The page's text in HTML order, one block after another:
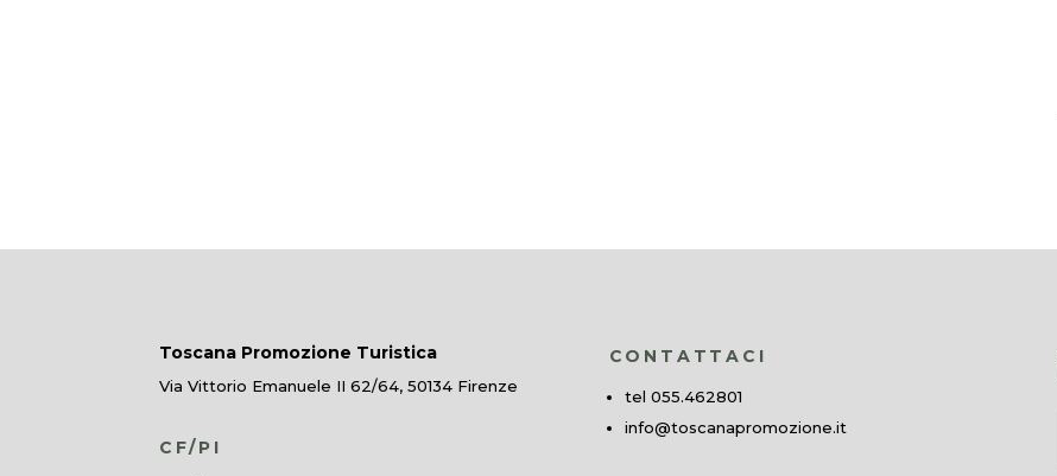
Toscana Promozione Turistica
Via Vittorio Emanuele II 62/64, 50134 Firenze
CF/PI
CONTATTACI
tel 055.462801
info@toscanapromozione.it